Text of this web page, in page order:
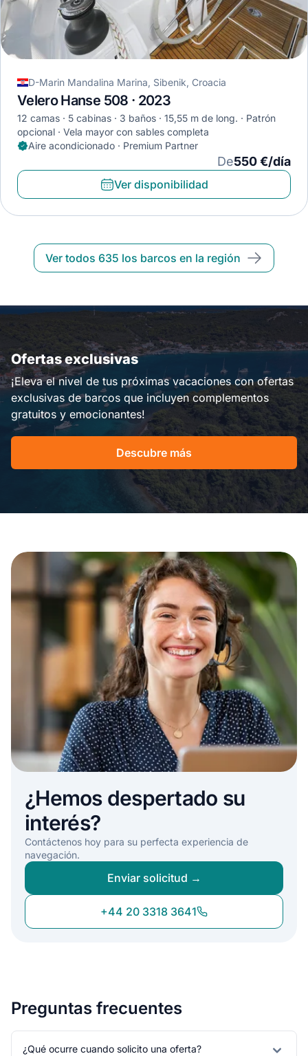
D-Marin Mandalina Marina, Sibenik, Croacia
Velero Hanse 508 · 2023
12 camas 5 cabinas 3 baños 15,55 m de long.
Patrón
opcional
Vela mayor con sables completa
Aire acondicionado · Premium Partner
De550 €/día
Ver disponibilidad
Ver todos 635 los barcos en la región
Ofertas exclusivas
¡Eleva el nivel de tus próximas vacaciones con ofertas
exclusivas de barcos que incluyen complementos
gratuitos y emocionantes!
Descubre más
¿Hemos despertado su
interés?
Contáctenos hoy para su perfecta experiencia de
navegación.
Enviar solicitud →
+44 20 3318 3641
Preguntas frecuentes
¿Qué ocurre cuando solicito una oferta?